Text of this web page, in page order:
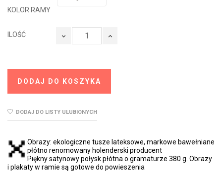
KOLOR RAMY
ILOŚĆ
DODAJ DO KOSZYKA
DODAJ DO LISTY ULUBIONYCH
Obrazy: ekologiczne tusze lateksowe, markowe bawełniane
płótno renomowany holenderski producent
Piękny satynowy połysk płótna o gramaturze 380 g. Obrazy
i plakaty w ramie są gotowe do powieszenia